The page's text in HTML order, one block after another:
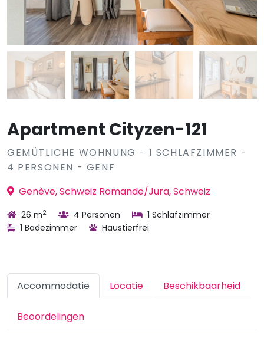
Apartment Cityzen-121
GEMÜTLICHE WOHNUNG - 1 SCHLAFZIMMER -
4 PERSONEN - GENF
Genève, Schweiz Romande/Jura, Schweiz
26 m2 4 Personen
1 Schlafzimmer
1 Badezimmer
Haustierfrei
Accommodatie Locatie Beschikbaarheid
Beoordelingen